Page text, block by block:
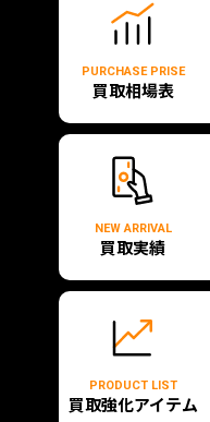
PURCHASE PRISE
買取相場表
NEW ARRIVAL
買取実績
PRODUCT LIST
買取強化アイテム